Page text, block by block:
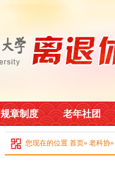
规章制度 老年社团
您现在的位置 首页» 老科协»